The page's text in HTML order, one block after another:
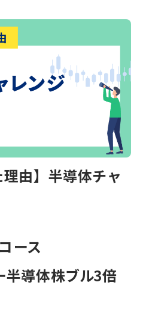
理由】半導体チャ
ース
導体株ブル3倍